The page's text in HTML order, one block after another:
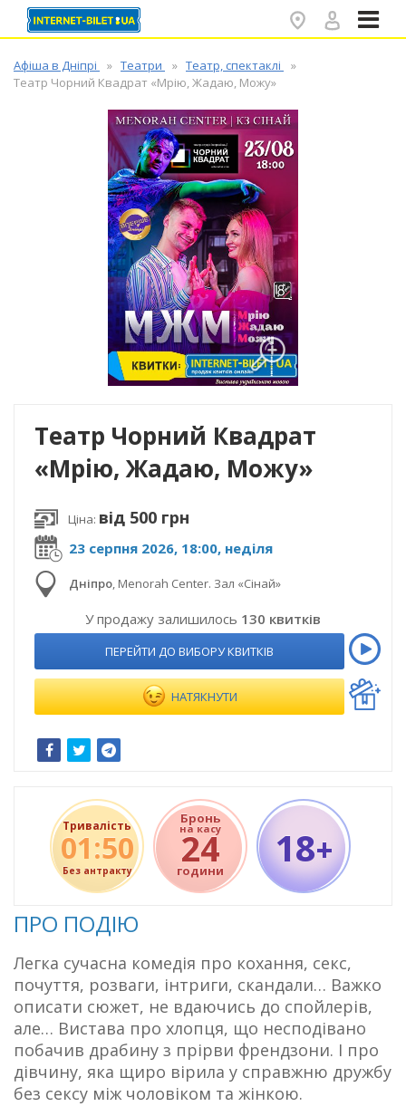
Афіша в Дніпрі Театри
Театр, спектаклі
Театр Чорний Квадрат «Мрію, Жадаю, Можу»
Театр Чорний Квадрат
«Мрію, Жадаю, Можу»
23 серпня 2026, 18:00, неділя
Дніпро Menorah Center. Зал «Сінай»
У продажу залишилось 130 квитків
ПЕРЕЙТИ ДО ВИБОРУ КВИТКІВ
НАТЯКНУТИ
Ціна: від 500 грн
Тривалість
01:50
Без антракту
Бронь
на касу
24
години 18+
ПРО ПОДІЮ
Легка сучасна комедія про кохання, секс,
почуття, розваги, інтриги, скандали… Важко
описати сюжет, не вдаючись до спойлерів,
але… Вистава про хлопця, що несподівано
побачив драбину з прірви френдзони. І про
дівчину, яка щиро вірила у справжню дружбу
без сексу між чоловіком та жінкою.